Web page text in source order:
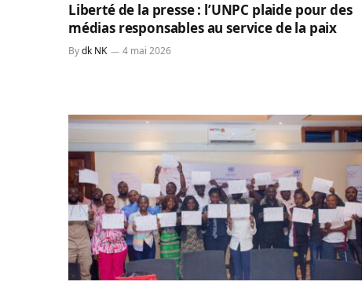
Liberté de la presse : l’UNPC plaide pour des
médias responsables au service de la paix
Bydk NK 4 mai 2026